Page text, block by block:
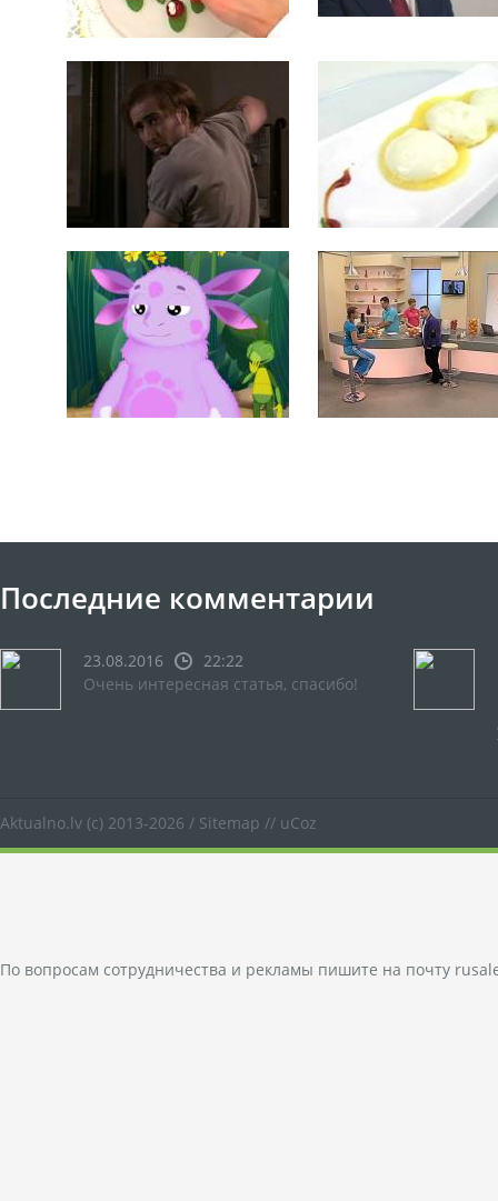
Последние комментарии
23.08.2016
22:22
Очень интересная статья, спасибо!
Aktualno.lv (c) 2013-2026 / Sitemap // uCoz
По вопросам сотрудничества и рекламы пишите на почту